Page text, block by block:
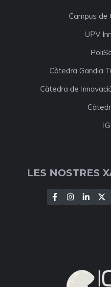
Campus de
UPV
Càtedra Gandia
Càtedra de
LES NOSTRES